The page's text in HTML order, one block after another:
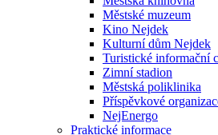
Městské muzeum
Kino Nejdek
Kulturní dům Nejdek
Turistické informační
Zimní stadion
Městská poliklinika
Příspěvkové
NejEnergo
Praktické informace